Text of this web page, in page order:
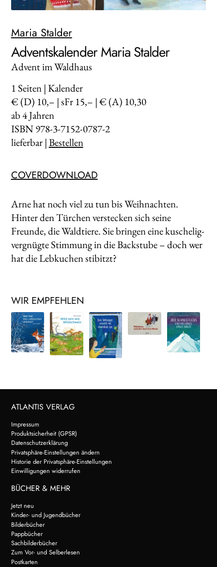
Search:
Maria Stalder
Adventskalender Maria Stalder
Advent im Waldhaus
1Seiten | Kalender
€ (D) 10,– | sFr 15,– | € (A) 10,30
ab 4 Jahren
ISBN 978-3-7152-0787-2
lieferbar |Bestellen
COVERDOWNLOAD
Arne hat noch viel zu tun bis Weihnachten.
Hinter den Türchen verstecken sich seine
Freunde, die Waldtiere. Sie bringen eine kuschelig-
vergnügte Stimmung in die Backstube – doch wer
hat die Lebkuchen stibitzt?
WIR EMPFEHLEN
ATLANTIS VERLAG
Impressum
Produktsicherheit (GPSR)
Datenschutzerklärung
Privatsphäre-Einstellungen ändern
Historie der Privatsphäre-Einstellungen
Einwilligungen widerrufen
BÜCHER & MEHR
Jetzt neu
Kinder- und Jugendbücher
Bilderbücher
Pappbücher
Sachbilderbücher
Zum Vor- und Selberlesen
Postkarten